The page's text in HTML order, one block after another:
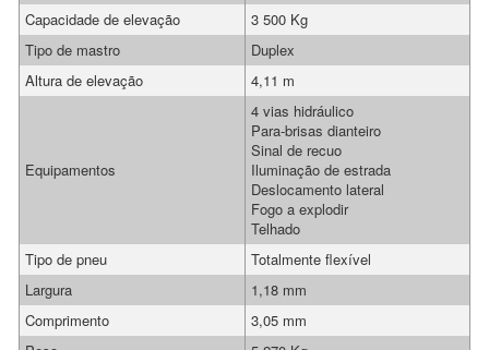
Capacidade de elevação
3 500 Kg
Tipo de mastro
Duplex
Altura de elevação
4,11 m
Equipamentos
4 vias hidráulico
Para-brisas dianteiro
Sinal de recuo
Iluminação de estrada
Deslocamento lateral
Fogo a explodir
Telhado
Tipo de pneu
Totalmente flexível
Largura
1,18 mm
Comprimento
3,05 mm